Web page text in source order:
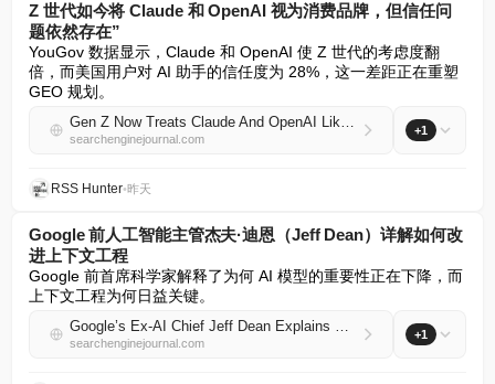
Z 世代如今将 Claude 和 OpenAI 视为消费品牌，但信任问
题依然存在”
YouGov 数据显示，Claude 和 OpenAI 使 Z 世代的考虑度翻
倍，而美国用户对 AI 助手的信任度为 28%，这一差距正在重塑
GEO 规划。
Gen Z Now Treats Claude And OpenAI Like Consumer Brands, But Trust Is Still An Issue
searchenginejournal.com
+1
RSS Hunter•昨天
Google 前人工智能主管杰夫·迪恩（Jeff Dean）详解如何改
进上下文工程
Google 前首席科学家解释了为何 AI 模型的重要性正在下降，而
上下文工程为何日益关键。
Google’s Ex-AI Chief Jeff Dean Explains How To Improve Context Engineering
searchenginejournal.com
+1